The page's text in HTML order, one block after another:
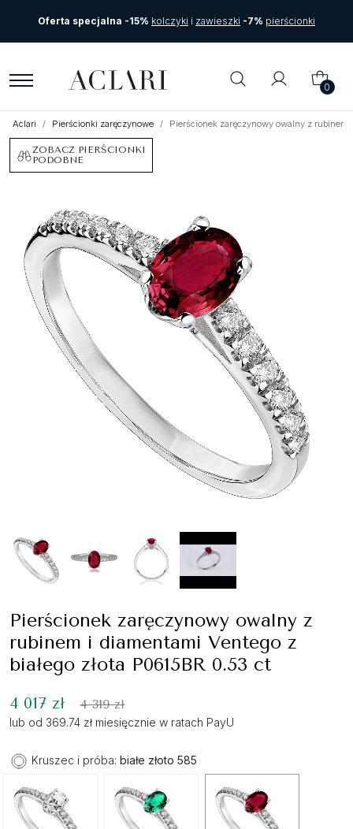
Oferta specjalna -15% kolczyki i zawieszki -7% pierścionki
0
Aclari Pierścionki zaręczynowe Pierścionek zaręczynowy owalny z rubinem
ZOBACZ PIERŚCIONKI
PODOBNE
Pierścionek zaręczynowy owalny z
rubinem i diamentami Ventego z
białego złota P0615BR 0.53 ct
4 017 zł 4 319 zł
lub od 369.74 zł miesięcznie w ratach PayU
Kruszec i próba: białe złoto 585